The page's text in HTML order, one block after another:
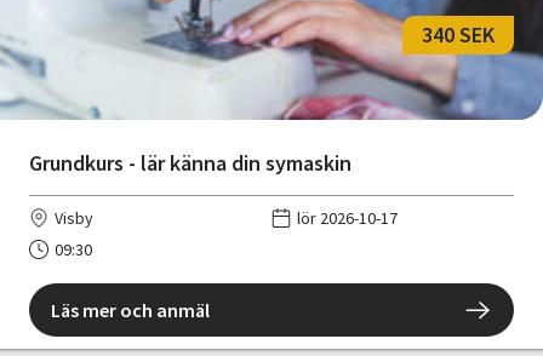
Grundkurs - lär känna din symaskin
340 SEK
Visby
lör 2026-10-17
09:30
Läs mer och anmäl